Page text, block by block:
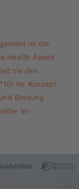
ist die
Health Award
sie den
für ihr Konzept
Bindung
im